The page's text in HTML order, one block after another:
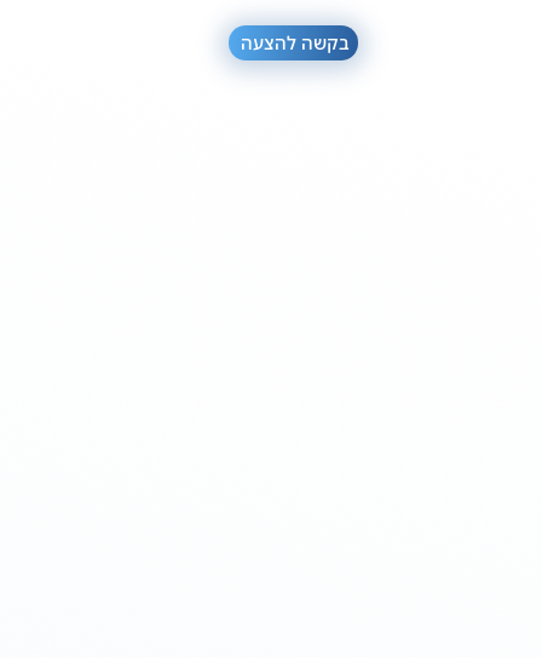
בקשה להצעה